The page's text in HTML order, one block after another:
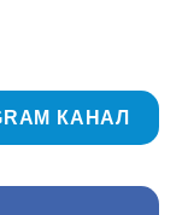
КАНАЛ